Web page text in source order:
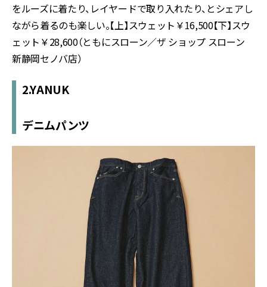
をルーズに着たり、レイヤードで取り入れたり、とシェアし
ながら着るのも楽しい。【上】スウェット￥16,500【下】スウ
ェット￥28,600（ともにスローン／ザ ショップ スローン
新静岡セノバ店）
2.YANUK
デニムパンツ